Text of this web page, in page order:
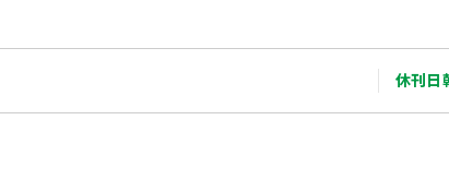
休刊日